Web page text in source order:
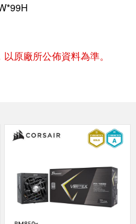
原廠所公佈資料為準。